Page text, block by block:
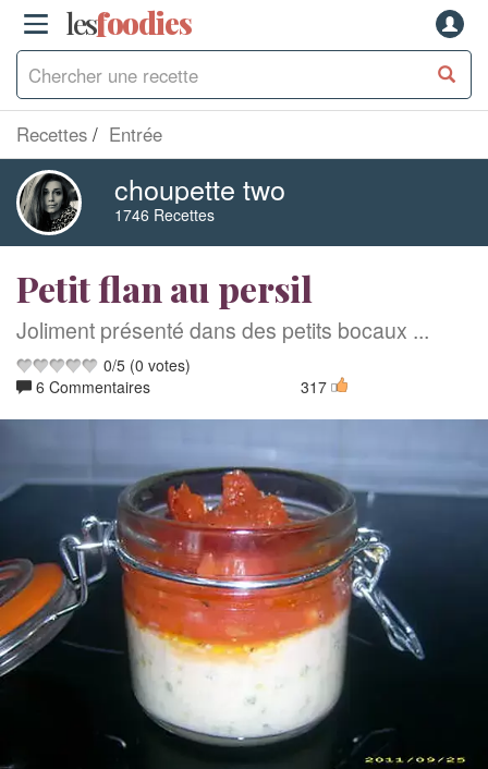
lesfoodies
Recettes Entrée
choupette two
1746 Recettes
Petit flan au persil
Joliment présenté dans des petits bocaux ...
0/5 (0 votes)
6 Commentaires
317